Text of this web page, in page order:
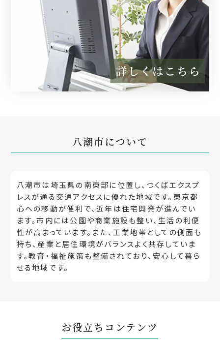
八潮市について
八潮市は埼玉県の南東部に位置し、つくばエクスプ
レスが通る交通アクセスに優れた地域です。東京都
心への移動が便利で、近年は住宅開発が進んでい
ます。市内には公園や商業施設も整い、生活の利便
性が高まっています。また、工業地帯としての側面も
持ち、産業と居住環境がバランスよく共存していま
す。教育・福祉施策も整備されており、安心して暮ら
せる地域です。
お役立ちコンテンツ